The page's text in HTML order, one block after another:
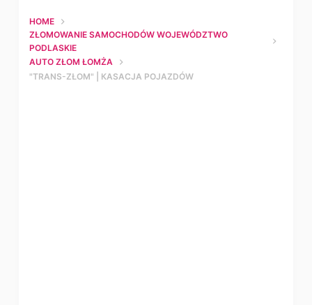
HOME
ZŁOMOWANIE SAMOCHODÓW WOJEWÓDZTWO
PODLASKIE
AUTO ZŁOM ŁOMŻA
"TRANS-ZŁOM" | КASACJA POJAZDÓW